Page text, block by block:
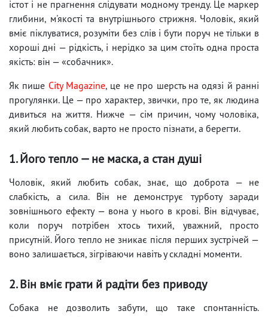
істот і не прагнення слідувати модному тренду. Це маркер
глибини, м'якості та внутрішнього стрижня. Чоловік, який
вміє піклуватися, розуміти без слів і бути поруч не тільки в
хороші дні — рідкість, і нерідко за цим стоїть одна проста
якість: він — «собачник».
Як пише City Magazine, це не про шерсть на одязі й ранні
прогулянки. Це — про характер, звички, про те, як людина
дивиться на життя. Нижче — сім причин, чому чоловіка,
який любить собак, варто не просто пізнати, а берегти.
1. Його тепло — не маска, а стан душі
Чоловік, який любить собак, знає, що доброта — не
слабкість, а сила. Він не демонструє турботу заради
зовнішнього ефекту — вона у нього в крові. Він відчуває,
коли поруч потрібен хтось тихий, уважний, просто
присутній. Його тепло не зникає після перших зустрічей —
воно залишається, зігріваючи навіть у складні моменти.
2. Він вміє грати й радіти без приводу
Собака не дозволить забути, що таке спонтанність.